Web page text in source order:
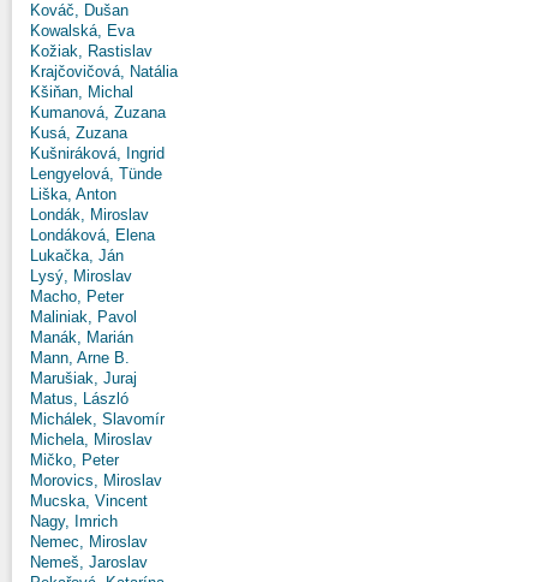
Kováč, Dušan
Kowalská, Eva
Kožiak, Rastislav
Krajčovičová, Natália
Kšiňan, Michal
Kumanová, Zuzana
Kusá, Zuzana
Kušniráková, Ingrid
Lengyelová, Tünde
Liška, Anton
Londák, Miroslav
Londáková, Elena
Lukačka, Ján
Lysý, Miroslav
Macho, Peter
Maliniak, Pavol
Manák, Marián
Mann, Arne B.
Marušiak, Juraj
Matus, László
Michálek, Slavomír
Michela, Miroslav
Mičko, Peter
Morovics, Miroslav
Mucska, Vincent
Nagy, Imrich
Nemec, Miroslav
Nemeš, Jaroslav